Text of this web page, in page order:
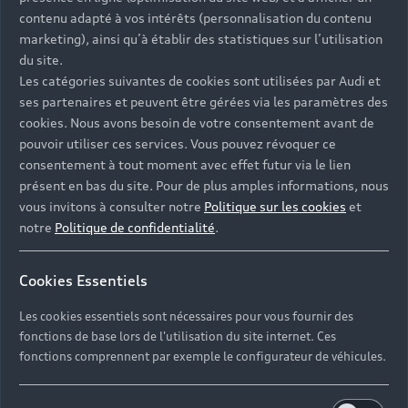
Informations et Service Clients
Accessibilité - Clients Sourds et Malentendants
Trouver mon Partenaire Audi
Berline
Avant
SUV électrique
SUV hybride
SUV
SUV compact
Financer mon Audi
Audi rent : location courte durée
Espace Client Audi Financial Services
Heycar
Voiture hybride
Voiture commerciale
Voiture de direction
SUV société
Achat véhicule de société
Flotte automobile
Entretenir et réparer mon Audi
Offres Après-Vente
Accessoires et équipements
Espace personnel myAudi
Informations client
Functions on Demand
Action de Service EA 189
Audi Assistance
Campagne de rappel Airbag Takata
Histoire du progrès
Notre vision
Nos technologies
myAudi experience
Carrières
© 2026 Audi France. Tous droits réservés.
Mentions légales
Politique sur les cookies
Gérer vos cookies
Politique de confidentialité
Système de lanceur d'alerte
Devis & RDV entretien en ligne
Opérateurs indépendants
Réseau Audi
Recevez toute l'actualité Audi
contenu adapté à vos intérêts (personnalisation du contenu
marketing), ainsi qu’à établir des statistiques sur l’utilisation
du site.
Les catégories suivantes de cookies sont utilisées par Audi et
ses partenaires et peuvent être gérées via les paramètres des
cookies. Nous avons besoin de votre consentement avant de
pouvoir utiliser ces services. Vous pouvez révoquer ce
consentement à tout moment avec effet futur via le lien
présent en bas du site. Pour de plus amples informations, nous
vous invitons à consulter notre Politique sur les cookies et
notre Politique de confidentialité.
Cookies Essentiels
Les cookies essentiels sont nécessaires pour vous fournir des
fonctions de base lors de l'utilisation du site internet. Ces
fonctions comprennent par exemple le configurateur de véhicules.